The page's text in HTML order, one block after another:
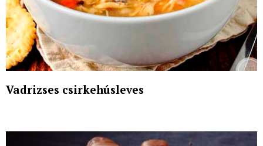
Vadrizses csirkehúsleves